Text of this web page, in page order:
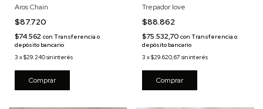
Aros Chain
$87.720
$74.562 con Transferencia o
depósito bancario
3 x$29.240sin interés
Trepador love
$88.862
$75.532,70 con Transferencia o
depósito bancario
3 x$29.620,67 sin interés